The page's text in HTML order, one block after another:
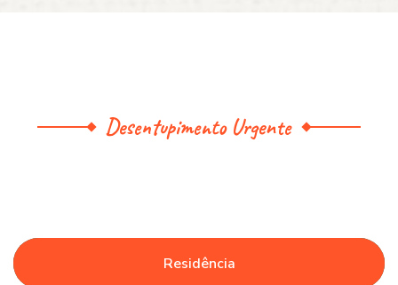
Desentupimento Urgente
Residência